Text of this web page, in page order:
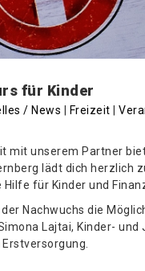
für Kinder
/ News Freizeit
mit unserem Partner
lädt dich herzlich
für Kinder und
Nachwuchs die
Lajtai, Kinder-